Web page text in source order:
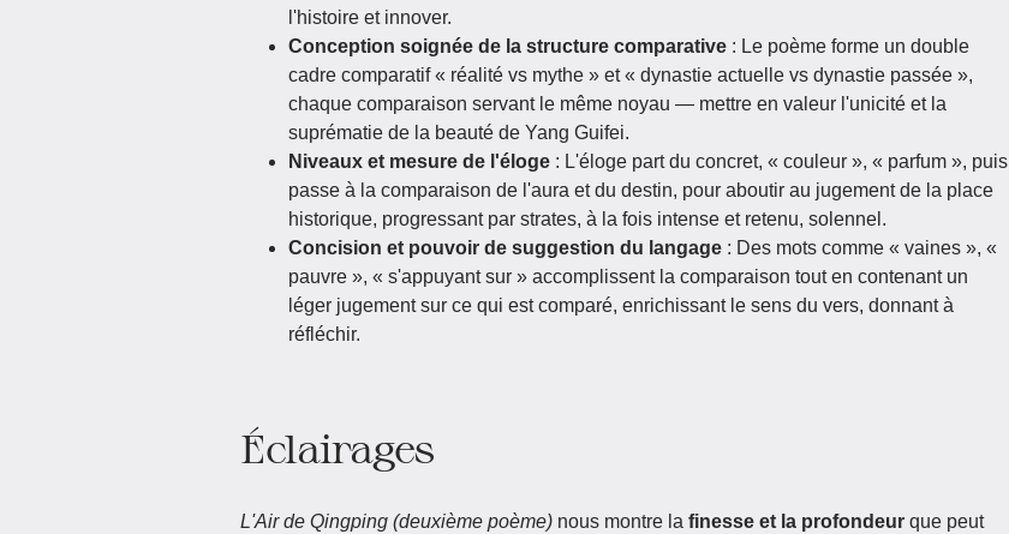
l'histoire et innover.
Conception soignée de la structure comparative : Le poème forme un double
cadre comparatif « réalité vs mythe » et « dynastie actuelle vs dynastie passée »,
chaque comparaison servant le même noyau — mettre en valeur l'unicité et la
suprématie de la beauté de Yang Guifei.
Niveaux et mesure de l'éloge : L'éloge part du concret, « couleur », « parfum », puis
passe à la comparaison de l'aura et du destin, pour aboutir au jugement de la place
historique, progressant par strates, à la fois intense et retenu, solennel.
Concision et pouvoir de suggestion du langage : Des mots comme « vaines », «
pauvre », « s'appuyant sur » accomplissent la comparaison tout en contenant un
léger jugement sur ce qui est comparé, enrichissant le sens du vers, donnant à
réfléchir.
Éclairages
L'Air de Qingping (deuxième poème) nous montre la finesse et la profondeur que peut